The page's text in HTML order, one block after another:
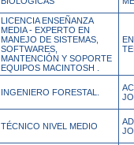
LICENCIA ENSEÑANZA
MEDIA - EXPERTO EN
MANEJO DE SISTEMAS,
SOFTWARES,
MANTENCIÓN Y SOPORTE
EQUIPOS MACINTOSH .
INGENIERO FORESTAL.
TÉCNICO NIVEL MEDIO